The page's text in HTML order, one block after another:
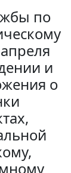
по
и
о